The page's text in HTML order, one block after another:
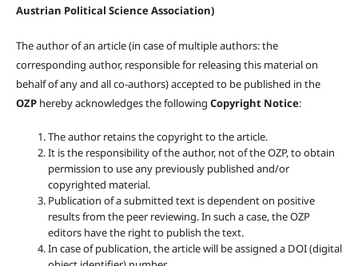
Austrian Political Science Association)
The author of an article (in case of multiple authors: the
corresponding author, responsible for releasing this material on
behalf of any and all co-authors) accepted to be published in the
OZP hereby acknowledges the following Copyright Notice:
The author retains the copyright to the article.
It is the responsibility of the author, not of the OZP, to obtain
permission to use any previously published and/or
copyrighted material.
Publication of a submitted text is dependent on positive
results from the peer reviewing. In such a case, the OZP
editors have the right to publish the text.
In case of publication, the article will be assigned a DOI (digital